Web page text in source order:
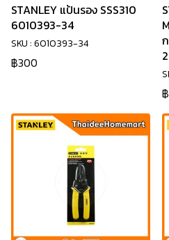
STANLEY แป้นรอง SSS310
6010393-34
SKU : 6010393-34
฿300